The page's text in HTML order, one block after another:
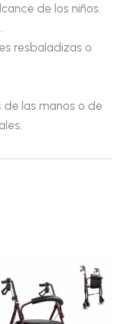
de los niños.
resbaladizas o
las manos o de